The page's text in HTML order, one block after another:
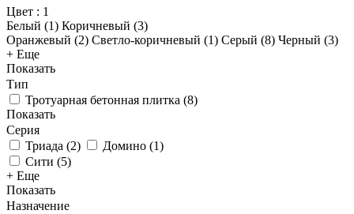
Цвет : 1
Белый (1) Коричневый (3)
Оранжевый (2) Светло-коричневый (1) Серый (8) Черный (3)
+ Еще
Показать
Тип
Тротуарная бетонная плитка (8)
Показать
Серия
Триада (2) Домино (1)
Сити (5)
+ Еще
Показать
Назначение